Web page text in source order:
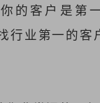
的客户是第
行业第一的客